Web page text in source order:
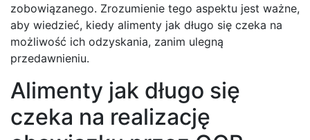
zobowiązanego. Zrozumienie tego aspektu jest ważne,
aby wiedzieć, kiedy alimenty jak długo się czeka na
możliwość ich odzyskania, zanim ulegną
przedawnieniu.
Alimenty jak długo się
czeka na realizację